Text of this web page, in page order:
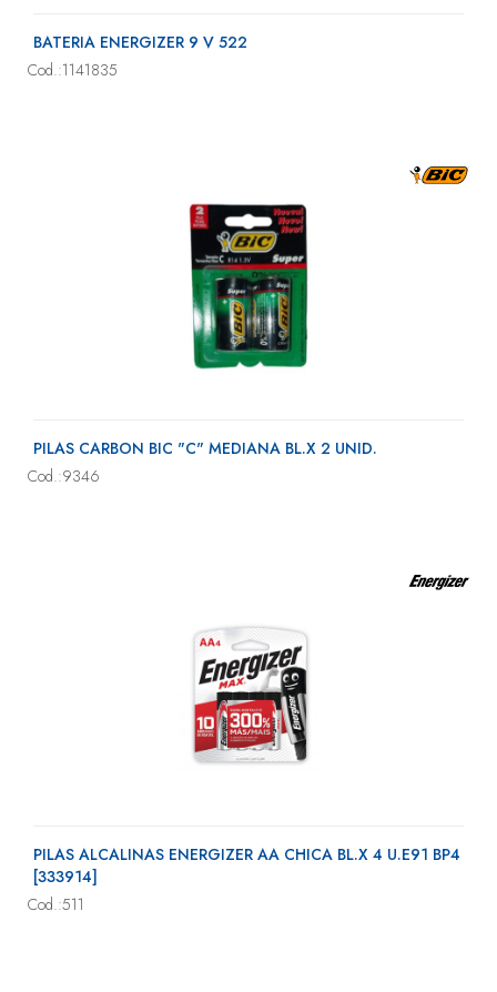
BATERIA ENERGIZER 9 V 522
Cod.:1141835
PILAS CARBON BIC "C" MEDIANA BL.X 2 UNID.
Cod.:9346
PILAS ALCALINAS ENERGIZER AA CHICA BL.X 4 U.E91 BP4
[333914]
Cod.:511